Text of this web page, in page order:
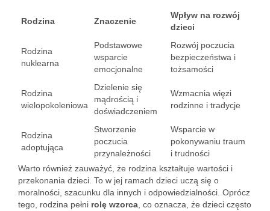
Rodzina Znaczenie
Wpływ na rozwój
dzieci
Rodzina
nuklearna
Podstawowe
wsparcie
emocjonalne
Rozwój poczucia
bezpieczeństwa i
tożsamości
Rodzina
wielopokoleniowa
Dzielenie się
mądrością i
doświadczeniem
Wzmacnia więzi
rodzinne i tradycje
Rodzina
adoptująca
Stworzenie
poczucia
przynależności
Wsparcie w
pokonywaniu traum
i trudności
Warto również zauważyć, że rodzina kształtuje wartości i
przekonania dzieci. To w jej ramach dzieci uczą się o
moralności, szacunku dla innych i odpowiedzialności. Oprócz
tego, rodzina pełni rolę wzorca , co oznacza, że dzieci często